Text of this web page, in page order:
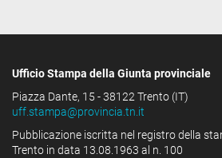
Ufficio Stampa della Giunta provinciale
Piazza Dante, 15 - 38122 Trento (IT)
uff.stampa@provincia.tn.it
Pubblicazione iscritta nel registro della
Trento in data 13.08.1963 al n. 100